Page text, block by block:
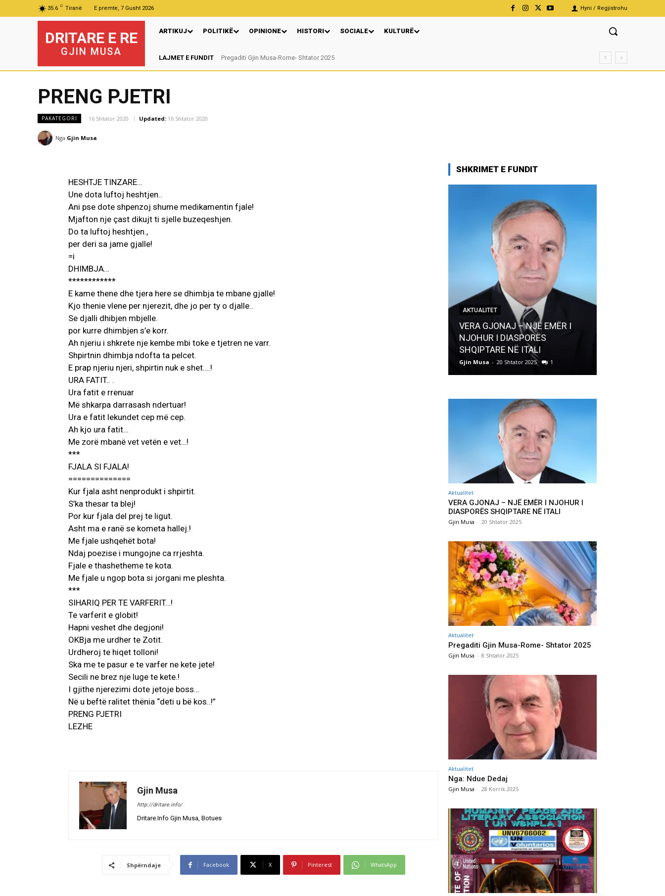
35.6 C Tiranë E premte, 7 Gusht 2026 Hyni / Regjistrohu
DRITARE E RE
GJIN MUSA
ARTIKUJ POLITIKË OPINIONE HISTORI SOCIALE KULTURË
LAJMET E FUNDIT Pregaditi Gjin Musa-Rome- Shtator 2025
Nga: Ndue Dedaj
PRENG PJETRI
PAKATEGORI 16 Shtator 2020 Updated: 16 Shtator 2020
Nga Gjin Musa
HESHTJE TINZARE…
Une dota luftoj heshtjen..
Ani pse dote shpenzoj shume medikamentin fjale!
Mjafton nje çast dikujt ti sjelle buzeqeshjen.
Do ta luftoj heshtjen.,
per deri sa jame gjalle!
=i
DHIMBJA…
************
E kame thene dhe tjera here se dhimbja te mbane gjalle!
Kjo thenie vlene per njerezit, dhe jo per ty o djalle..
Se djalli dhibjen mbjelle.
por kurre dhimbjen s’e korr.
Ah njeriu i shkrete nje kembe mbi toke e tjetren ne varr.
Shpirtnin dhimbja ndofta ta pelcet.
E prap njeriu njeri, shpirtin nuk e shet….!
URA FATIT.. .
Ura fatit e rrenuar
Më shkarpa darrasash ndertuar!
Ura e fatit lekundet cep më cep.
Ah kjo ura fatit…
Me zorë mbanë vet vetën e vet…!
***
FJALA SI FJALA!
==============
Kur fjala asht nenprodukt i shpirtit.
S’ka thesar ta blej!
Por kur fjala del prej te ligut.
Asht ma e ranë se kometa hallej.!
Me fjale ushqehët bota!
Ndaj poezise i mungojne ca rrjeshta.
Fjale e thashetheme te kota.
Me fjale u ngop bota si jorgani me pleshta.
***
SIHARIQ PER TE VARFERIT…!
Te varferit e globit!
Hapni veshet dhe degjoni!
OKBja me urdher te Zotit.
Urdheroj te hiqet tolloni!
Ska me te pasur e te varfer ne kete jete!
Secili ne brez nje luge te kete.!
I gjithe njerezimi dote jetoje boss…
Në u beftë ralitet thënia “deti u bë kos..!”
PRENG PJETRI
LEZHE
Gjin Musa
http://dritare.info/
Dritare.Info Gjin Musa, Botues
Shpërndaje Facebook X Pinterest WhatsApp
SHKRIMET E FUNDIT
AKTUALITET
VERA GJONAJ – NJË EMËR I
NJOHUR I DIASPORËS
SHQIPTARE NË ITALI
Gjin Musa - 20 Shtator 2025 1
Aktualitet
VERA GJONAJ – NJË EMËR I NJOHUR I
DIASPORËS SHQIPTARE NË ITALI
Gjin Musa - 20 Shtator 2025
Aktualitet
Pregaditi Gjin Musa-Rome- Shtator 2025
Gjin Musa - 8 Shtator 2025
Aktualitet
Nga: Ndue Dedaj
Gjin Musa - 28 Korrik 2025